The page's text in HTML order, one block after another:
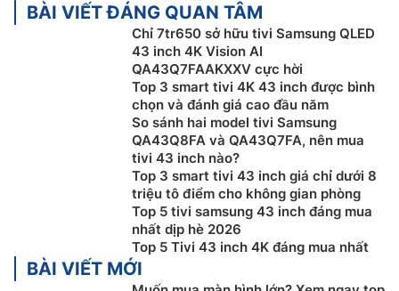
điều kỳ diệu. Smart tivi Samsung 43 inch 4K
QA43Q7FAAKXXV của bạn sẽ tự động tạo ra những
hình ảnh độc đáo, giúp thay đổi bầu không khí tổ ấm
theo phong cách riêng của bạn.
BÀI VIẾT ĐÁNG QUAN TÂM
Chỉ 7tr650 sở hữu tivi Samsung QLED
43 inch 4K Vision AI
QA43Q7FAAKXXV cực hời
Top 3 smart tivi 4K 43 inch được bình
chọn và đánh giá cao đầu năm
So sánh hai model tivi Samsung
QA43Q8FA và QA43Q7FA, nên mua
tivi 43 inch nào?
Top 3 smart tivi 43 inch giá chỉ dưới 8
triệu tô điểm cho không gian phòng
Top 5 tivi samsung 43 inch đáng mua
nhất dịp hè 2026
Top 5 Tivi 43 inch 4K đáng mua nhất
BÀI VIẾT MỚI